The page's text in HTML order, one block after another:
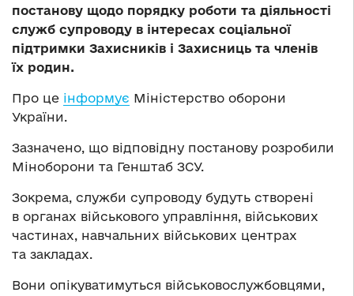
постанову щодо порядку роботи та діяльності
служб супроводу в інтересах соціальної
підтримки Захисників і Захисниць та членів
їх родин.
Про це інформує Міністерство оборони
України.
Зазначено, що відповідну постанову розробили
Міноборони та Генштаб ЗСУ.
Зокрема, служби супроводу будуть створені
в органах військового управління, військових
частинах, навчальних військових центрах
та закладах.
Вони опікуватимуться військовослужбовцями,